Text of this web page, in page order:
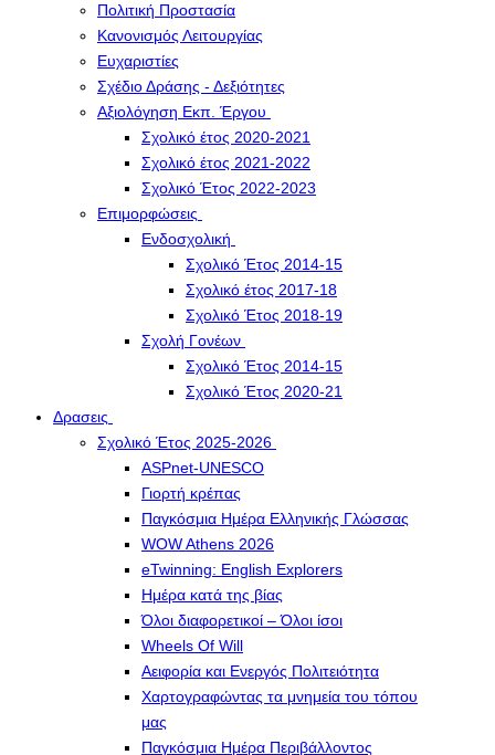
Πολιτική Προστασία
Κανονισμός Λειτουργίας
Ευχαριστίες
Σχέδιο Δράσης - Δεξιότητες
Αξιολόγηση Εκπ. Έργου
Σχολικό έτος 2020-2021
Σχολικό έτος 2021-2022
Σχολικό Έτος 2022-2023
Επιμορφώσεις
Ενδοσχολική
Σχολικό Έτος 2014-15
Σχολικό έτος 2017-18
Σχολικό Έτος 2018-19
Σχολή Γονέων
Σχολικό Έτος 2014-15
Σχολικό Έτος 2020-21
Δρασεις
Σχολικό Έτος 2025-2026
ASPnet-UNESCO
Γιορτή κρέπας
Παγκόσμια Ημέρα Ελληνικής Γλώσσας
WOW Athens 2026
eTwinning: English Explorers
Ημέρα κατά της βίας
Όλοι διαφορετικοί – Όλοι ίσοι
Wheels Of Will
Αειφορία και Ενεργός Πολιτειότητα
Χαρτογραφώντας τα μνημεία του τόπου
μας
Παγκόσμια Ημέρα Περιβάλλοντος